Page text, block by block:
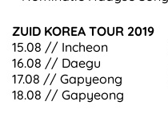
ZUID KOREA TOUR 2019
15.08 // Incheon
16.08 // Daegu JAZZ
17.08 // Gapyeong
18.08 // Gapyeong